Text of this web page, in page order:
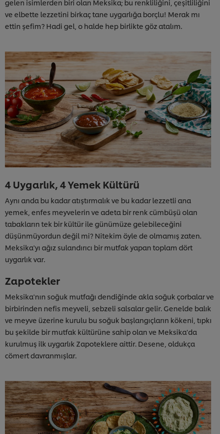
gelen isimlerden biri olan Meksika; bu renkliliğini, çeşitliliğini
ve elbette lezzetini birkaç tane uygarlığa borçlu! Merak mı
ettin şefim? Hadi gel, o halde hep birlikte göz atalım.
4 Uygarlık, 4 Yemek Kültürü
Aynı anda bu kadar atıştırmalık ve bu kadar lezzetli ana
yemek, enfes meyvelerin ve adeta bir renk cümbüşü olan
tabakların tek bir kültür ile günümüze gelebileceğini
düşünmüyordun değil mi? Nitekim öyle de olmamış zaten.
Meksika'yı ağız sulandırıcı bir mutfak yapan toplam dört
uygarlık var.
Zapotekler
Meksika'nın soğuk mutfağı dendiğinde akla soğuk çorbalar ve
birbirinden nefis meyveli, sebzeli salsalar gelir. Genelde balık
ve meyve üzerine kurulu bu soğuk başlangıçların kökeni, tıpkı
bu şekilde bir mutfak kültürüne sahip olan ve Meksika'da
kurulmuş ilk uygarlık Zapoteklere aittir. Desene, oldukça
cömert davranmışlar.